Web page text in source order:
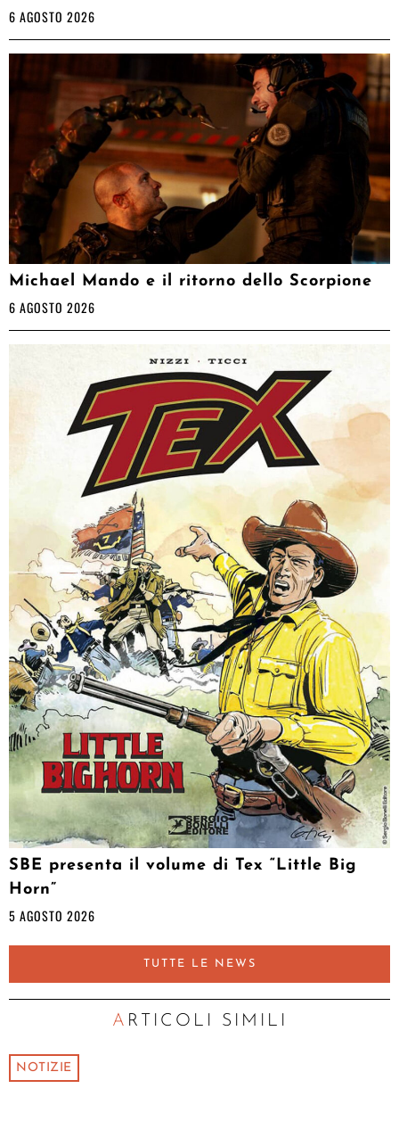
6 AGOSTO 2026
Michael Mando e il ritorno dello Scorpione
6 AGOSTO 2026
SBE presenta il volume di Tex “Little Big
Horn”
5 AGOSTO 2026
TUTTE LE NEWS
ARTICOLI SIMILI
NOTIZIE